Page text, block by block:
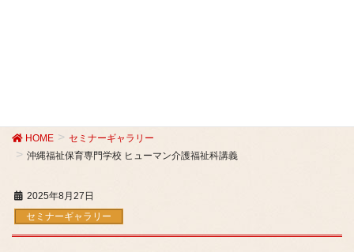
HOME
セミナーギャラリー
沖縄福祉保育専門学校 ヒューマン介護福祉科講義
2025年8月27日
セミナーギャラリー